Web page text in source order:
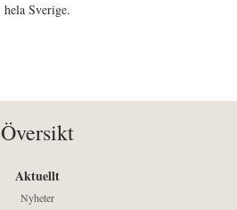
hela Sverige.
Översikt
Aktuellt
Nyheter